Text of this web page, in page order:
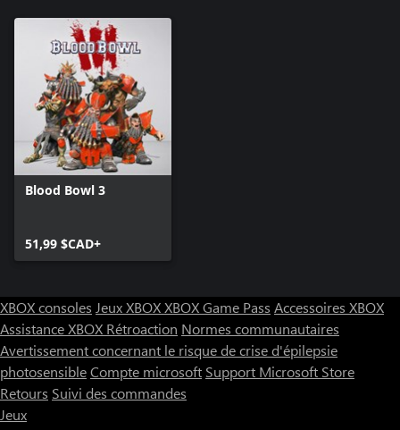
Blood Bowl 3
51,99 $CAD+
XBOX consoles Jeux XBOXXBOX Game Pass Accessoires XBOX
Assistance XBOX Rétroaction Normes communautaires
Avertissement concernant le risque de crise d'épilepsie
photosensibleCompte microsoft Support Microsoft Store
Retours Suivi des commandes
Jeux